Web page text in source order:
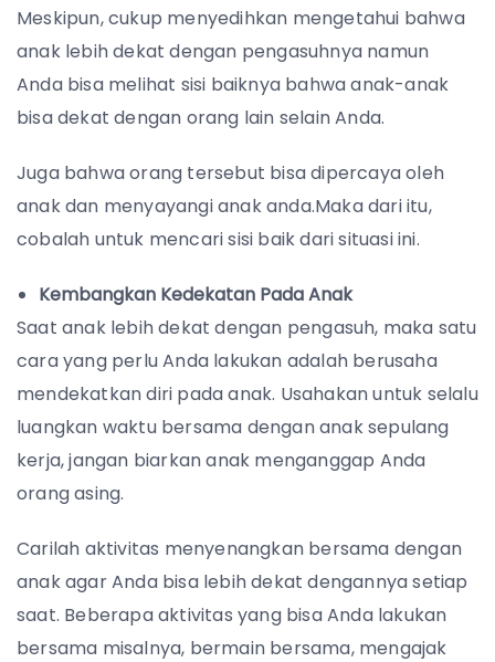
Meskipun, cukup menyedihkan mengetahui bahwa
anak lebih dekat dengan pengasuhnya namun
Anda bisa melihat sisi baiknya bahwa anak-anak
bisa dekat dengan orang lain selain Anda.
Juga bahwa orang tersebut bisa dipercaya oleh
anak dan menyayangi anak anda.Maka dari itu,
cobalah untuk mencari sisi baik dari situasi ini.
Kembangkan Kedekatan Pada Anak
Saat anak lebih dekat dengan pengasuh, maka satu
cara yang perlu Anda lakukan adalah berusaha
mendekatkan diri pada anak. Usahakan untuk selalu
luangkan waktu bersama dengan anak sepulang
kerja, jangan biarkan anak menganggap Anda
orang asing.
Carilah aktivitas menyenangkan bersama dengan
anak agar Anda bisa lebih dekat dengannya setiap
saat. Beberapa aktivitas yang bisa Anda lakukan
bersama misalnya, bermain bersama, mengajak